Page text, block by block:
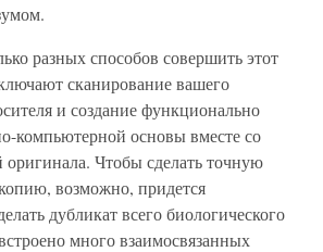
разных способов совершить этот
сканирование вашего
и создание функционально
компьютерной основы вместе со
Чтобы сделать точную
возможно, придется
дубликат всего биологического
много взаимосвязанных